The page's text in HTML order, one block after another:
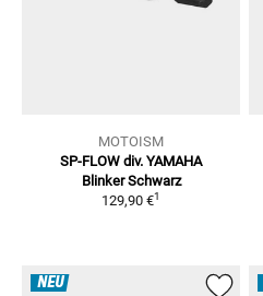
MOTOISM
SP-FLOW div. YAMAHA
Blinker Schwarz
129,90 €1
NEU